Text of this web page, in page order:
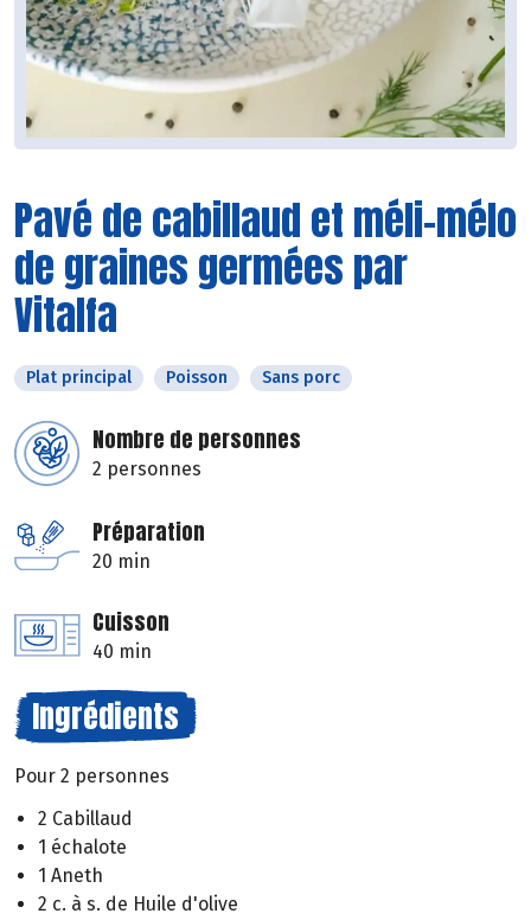
Pavé de cabillaud et méli-mélo
de graines germées par
Vitalfa
Plat principal Poisson Sans porc
Nombre de personnes
2 personnes
Préparation
20 min
Cuisson
40 min
Ingrédients
Pour 2 personnes
2 Cabillaud
1 échalote
1 Aneth
2 c. à s. de Huile d'olive